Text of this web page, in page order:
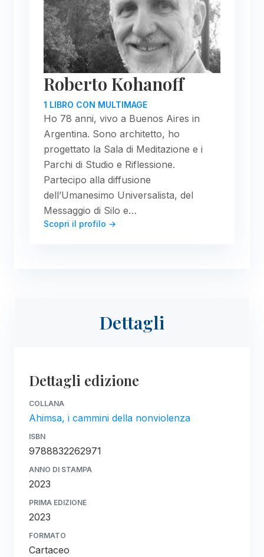
Roberto Kohanoff
1 LIBRO CON MULTIMAGE
Ho 78 anni, vivo a Buenos Aires in
Argentina. Sono architetto, ho
progettato la Sala di Meditazione e i
Parchi di Studio e Riflessione.
Partecipo alla diffusione
dell’Umanesimo Universalista, del
Messaggio di Silo e…
Scopri il profilo →
Dettagli
Dettagli edizione
COLLANA
Ahimsa, i cammini della nonviolenza
ISBN
9788832262971
ANNO DI STAMPA
2023
PRIMA EDIZIONE
2023
FORMATO
Cartaceo